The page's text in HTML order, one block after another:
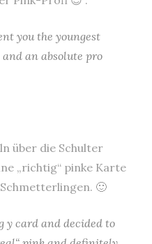
you the youngest
an absolute pro
über die Schulter
„richtig“ pinke Karte
🙂
y card and decided to